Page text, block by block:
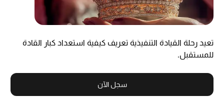
تعيد رحلة القيادة التنفيذية تعريف كيفية استعداد كبار القادة
للمستقبل.
سجل الآن